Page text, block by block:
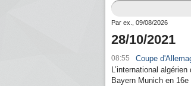
Date
Par ex., 09/08/2026
28/10/2021
08:55
Coupe
L’international
Bayern Munich en